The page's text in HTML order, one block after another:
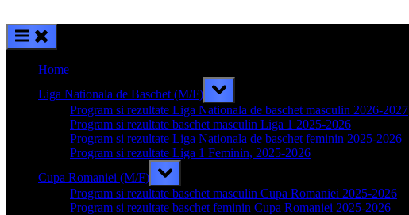
Home
Liga Nationala de Baschet (M/F)
Toggle
sub-
menu
Program si rezultate Liga Nationala de baschet masculin 2026-2027
Program si rezultate baschet masculin Liga 1 2025-2026
Program si rezultate Liga Nationala de baschet feminin 2025-2026
Program si rezultate Liga 1 Feminin, 2025-2026
Cupa Romaniei (M/F)
Toggle
sub-
menu
Program si rezultate baschet masculin Cupa Romaniei 2025-2026
Program si rezultate baschet feminin Cupa Romaniei 2025-2026